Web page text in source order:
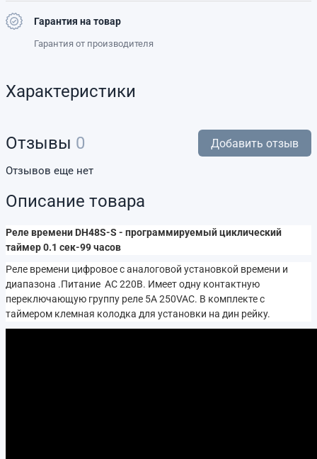
Гарантия на товар
Гарантия от производителя
Характеристики
Отзывы 0 Добавить отзыв
Отзывов еще нет
Описание товара
Реле времени DH48S-S - программируемый циклический
таймер 0.1 сек-99 часов
Реле времени цифровое с аналоговой установкой времени и
диапазона .Питание AC 220В. Имеет одну контактную
переключающую группу реле 5А 250VAC. В комплекте с
таймером клемная колодка для установки на дин рейку.